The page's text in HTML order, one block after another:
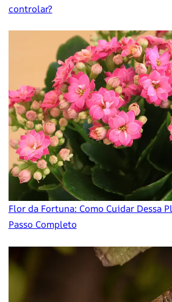
controlar?
Flor da Fortuna: Como Cuidar Dessa
Passo Completo